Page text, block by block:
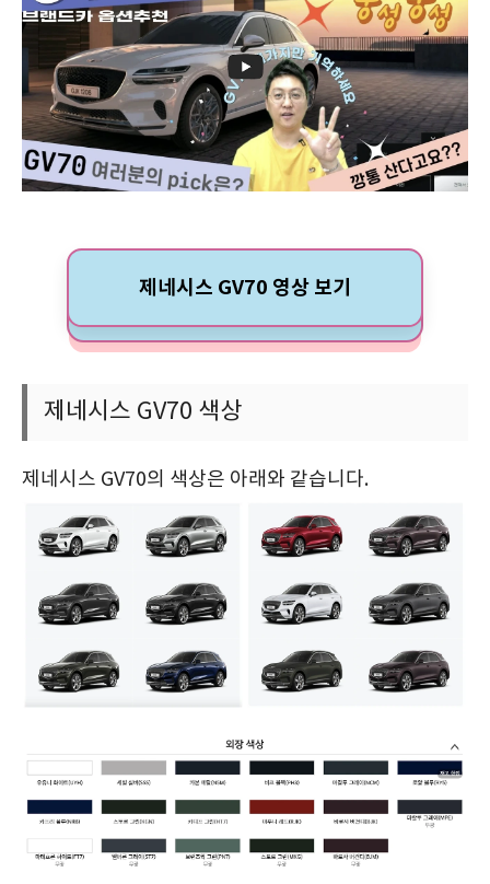
제네시스 GV70 영상 보기
제네시스 GV70 색상
제네시스 GV70의 색상은 아래와 같습니다.